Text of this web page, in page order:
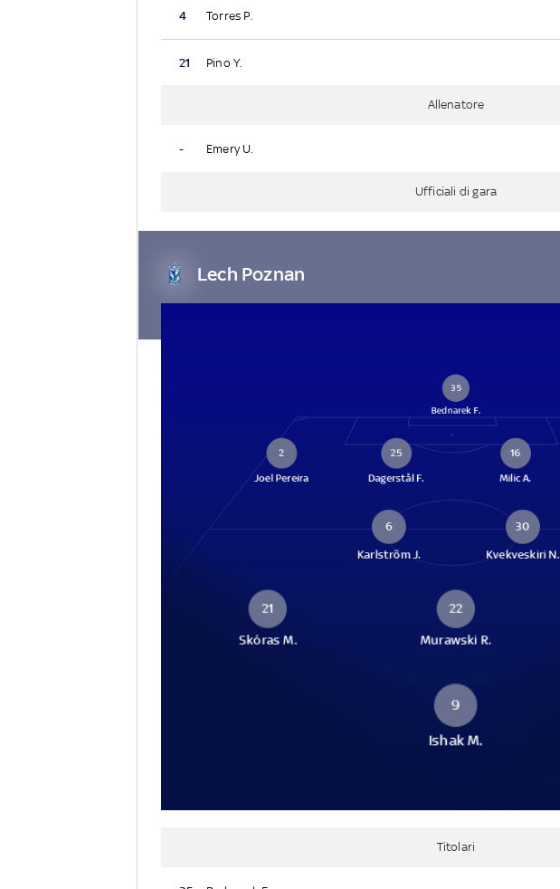
4 Torres P.
21 Pino Y.
Allenatore
- Emery U.
Ufficiali di gara
Lech Poznan
35
Bednarek F.
2
Joel Pereira
25
Dagerstål F.
16
Milic A.
6
Karlström J.
30
Kvekveskiri N.
21
Skóras M.
22
Murawski R.
9
Ishak M.
Titolari